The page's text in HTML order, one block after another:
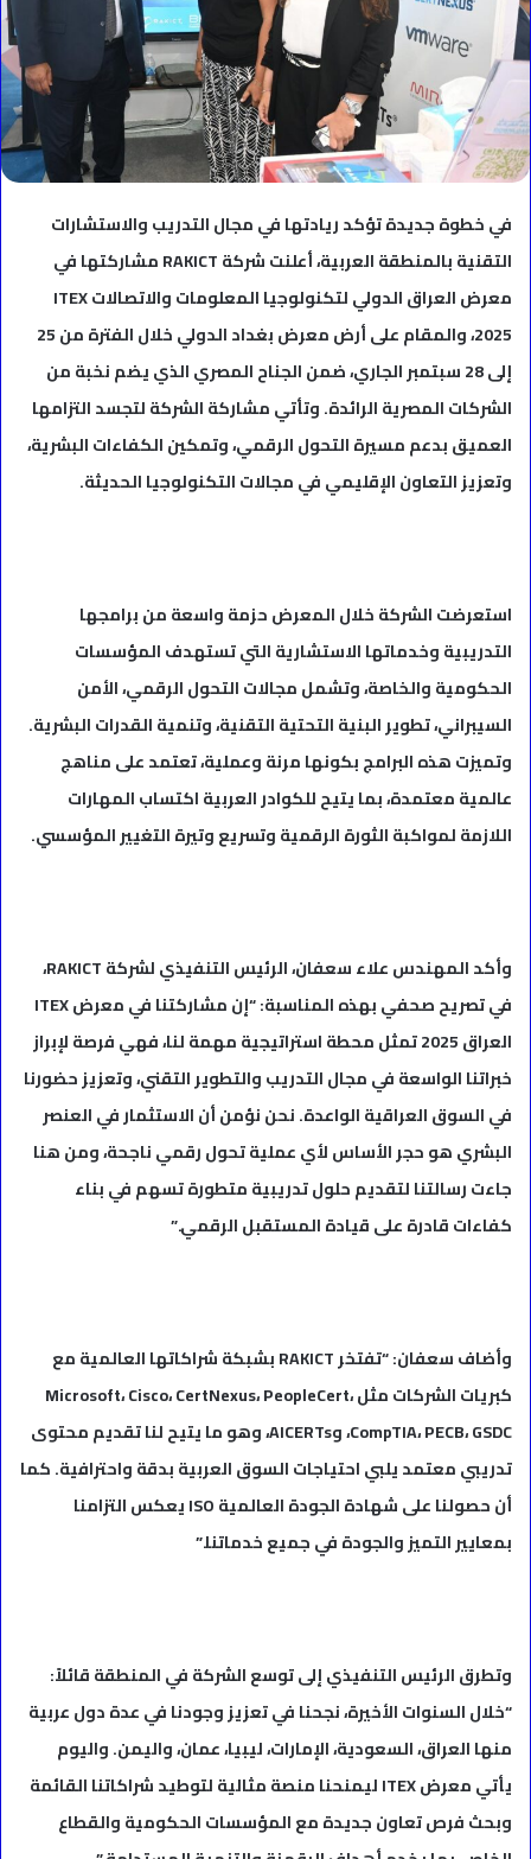
في خطوة جديدة تؤكد ريادتها في مجال التدريب والاستشارات
التقنية بالمنطقة العربية، أعلنت شركة RAKICT مشاركتها في
معرض العراق الدولي لتكنولوجيا المعلومات والاتصالات ITEX
2025، والمقام على أرض معرض بغداد الدولي خلال الفترة من 25
إلى 28 سبتمبر الجاري، ضمن الجناح المصري الذي يضم نخبة من
الشركات المصرية الرائدة. وتأتي مشاركة الشركة لتجسد التزامها
العميق بدعم مسيرة التحول الرقمي، وتمكين الكفاءات البشرية،
وتعزيز التعاون الإقليمي في مجالات التكنولوجيا الحديثة.
استعرضت الشركة خلال المعرض حزمة واسعة من برامجها
التدريبية وخدماتها الاستشارية التي تستهدف المؤسسات
الحكومية والخاصة، وتشمل مجالات التحول الرقمي، الأمن
السيبراني، تطوير البنية التحتية التقنية، وتنمية القدرات البشرية.
وتميزت هذه البرامج بكونها مرنة وعملية، تعتمد على مناهج
عالمية معتمدة، بما يتيح للكوادر العربية اكتساب المهارات
اللازمة لمواكبة الثورة الرقمية وتسريع وتيرة التغيير المؤسسي.
وأكد المهندس علاء سعفان، الرئيس التنفيذي لشركة RAKICT،
في تصريح صحفي بهذه المناسبة: “إن مشاركتنا في معرض ITEX
العراق 2025 تمثل محطة استراتيجية مهمة لنا، فهي فرصة لإبراز
خبراتنا الواسعة في مجال التدريب والتطوير التقني، وتعزيز حضورنا
في السوق العراقية الواعدة. نحن نؤمن أن الاستثمار في العنصر
البشري هو حجر الأساس لأي عملية تحول رقمي ناجحة، ومن هنا
جاءت رسالتنا لتقديم حلول تدريبية متطورة تسهم في بناء
كفاءات قادرة على قيادة المستقبل الرقمي.”
وأضاف سعفان: “تفتخر RAKICT بشبكة شراكاتها العالمية مع
كبريات الشركات مثل Microsoft، Cisco، CertNexus، PeopleCert،
CompTIA، PECB، GSDC، وAICERTs، وهو ما يتيح لنا تقديم محتوى
تدريبي معتمد يلبي احتياجات السوق العربية بدقة واحترافية. كما
أن حصولنا على شهادة الجودة العالمية ISO يعكس التزامنا
بمعايير التميز والجودة في جميع خدماتنا.”
وتطرق الرئيس التنفيذي إلى توسع الشركة في المنطقة قائلاً:
“خلال السنوات الأخيرة، نجحنا في تعزيز وجودنا في عدة دول عربية
منها العراق، السعودية، الإمارات، ليبيا، عمان، واليمن. واليوم
يأتي معرض ITEX ليمنحنا منصة مثالية لتوطيد شراكاتنا القائمة
وبحث فرص تعاون جديدة مع المؤسسات الحكومية والقطاع